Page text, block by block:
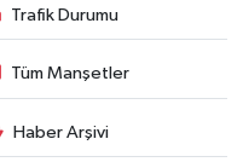
Trafik Durumu
Tüm Manşetler
Haber Arşivi